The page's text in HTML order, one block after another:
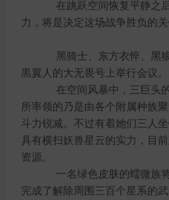
在跳跃空间恢复平静之后
力，将是决定这场战争胜负的关
黑骑士、东方衣悴、黑狼
黒翼人的大无畏号上举行会议。
在空间风暴中，三巨头的
所率领的乃是由各个附属种族
斗力锐减。不过有着她们三人
具有横扫妖兽星云的实力，目
资源。
一名绿色皮肤的蠕微族将
完成了解除周围三百个星系的